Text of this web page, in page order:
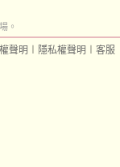
。
聲明 隱私權聲明 客服